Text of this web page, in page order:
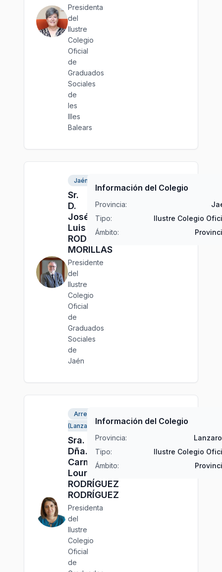
Presidenta
del
Ilustre
Colegio
Oficial
de
Graduados
Sociales
de
les
Illes
Balears
Jaén
Sr.
D.
José
Luis
RODRÍGUEZ
MORILLAS
Presidente
del
Ilustre
Colegio
Oficial
de
Graduados
Sociales
de
Jaén
Información del Colegio
Provincia:
Tipo:
Ilustre Colegio
Ámbito:
Arrecife
(Lanzarote)
Sra.
Dña.
Carmen
Lourdes
RODRÍGUEZ
RODRÍGUEZ
Presidenta
del
Ilustre
Colegio
Oficial
de
Información del Colegio
Provincia:
Tipo:
Ilustre Colegio
Ámbito: